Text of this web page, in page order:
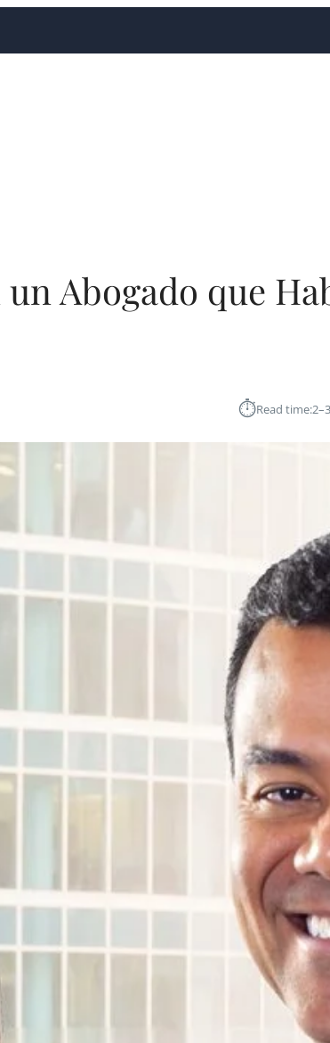
Abogado que
⏱︎Read time: